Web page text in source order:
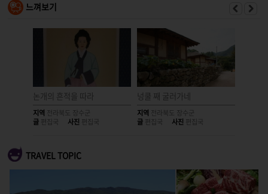
느껴보기
논개의 흔적을 따라
지역 전라북도 장수군
글 편집국 사진 편집국
넝쿨 째 굴러가네
지역 전라북도 장수군
글 편집국 사진 편집국
TRAVEL TOPIC